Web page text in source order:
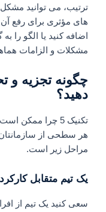
ترتیب، می توانید
های مؤثری برای رفع آن
اضافه کنید یا الگو را به
مشکلات و الزامات
دهید؟
تکنیک 5 چرا ممکن است به شما در دستیابی به
مراحل زیر است.
یک تیم متقابل
سعی کنید یک تیم از